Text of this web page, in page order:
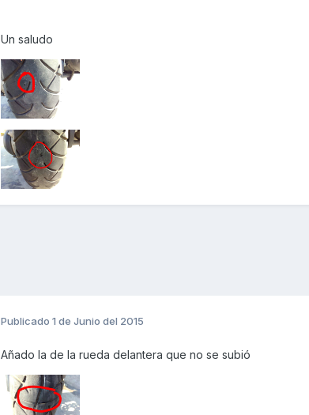
Un saludo
Publicado 1 de Junio del 2015
Añado la de la rueda delantera que no se subió